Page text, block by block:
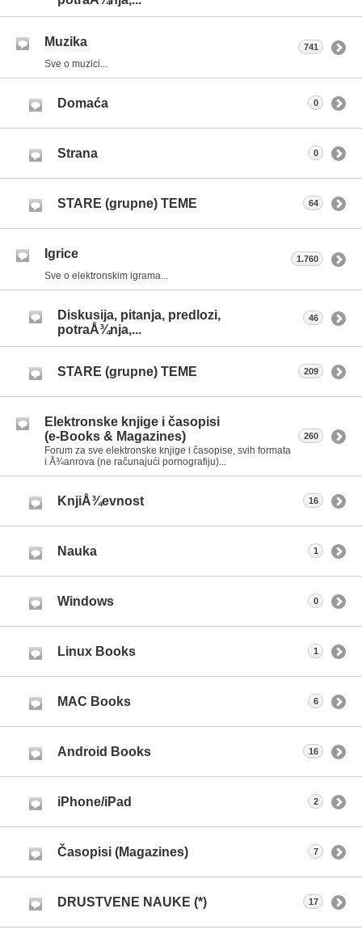
Muzika
Sve o muzici...
741
Domaća 0
Strana 0
STARE (grupne) TEME 64
Igrice
Sve o elektronskim igrama...
1.760
Diskusija, pitanja, predlozi,
potraÅ¾nja,...
46
STARE (grupne) TEME 209
Elektronske knjige i časopisi
(e-Books & Magazines)
Forum za sve elektronske knjige i časopise, svih formata
i Å¾anrova (ne računajući pornografiju)...
260
KnjiÅ¾evnost 16
Nauka 1
Windows 0
Linux Books 1
MAC Books 6
Android Books 16
iPhone/iPad 2
Časopisi (Magazines) 7
DRUSTVENE NAUKE (*) 17